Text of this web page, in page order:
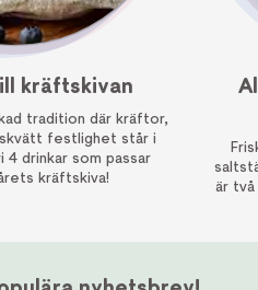
kräftskivan
tradition där kräftor,
festlighet står i
4 drinkar som passar
kräftskiva!
är